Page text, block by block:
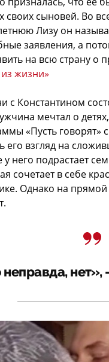
своих сыновей. Во
Лизу он
заявления, а
на всю страну о
жизни»
с Константином
мечтал о
«Пусть говорят»
его взгляд на
у него подрастает
сочетает в себе
Однако на
нет»,